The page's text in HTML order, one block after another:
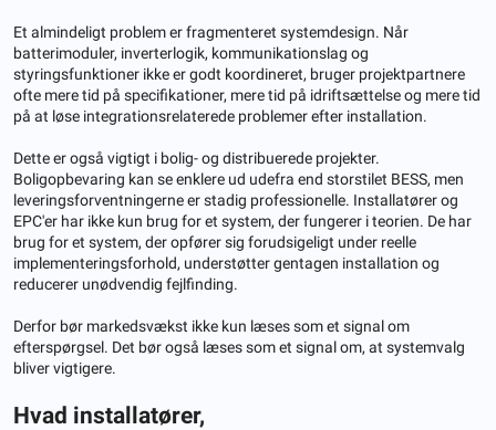
Et almindeligt problem er fragmenteret systemdesign. Når
batterimoduler, inverterlogik, kommunikationslag og
styringsfunktioner ikke er godt koordineret, bruger projektpartnere
ofte mere tid på specifikationer, mere tid på idriftsættelse og mere tid
på at løse integrationsrelaterede problemer efter installation.
Dette er også vigtigt i bolig- og distribuerede projekter.
Boligopbevaring kan se enklere ud udefra end storstilet BESS, men
leveringsforventningerne er stadig professionelle. Installatører og
EPC'er har ikke kun brug for et system, der fungerer i teorien. De har
brug for et system, der opfører sig forudsigeligt under reelle
implementeringsforhold, understøtter gentagen installation og
reducerer unødvendig fejlfinding.
Derfor bør markedsvækst ikke kun læses som et signal om
efterspørgsel. Det bør også læses som et signal om, at systemvalg
bliver vigtigere.
Hvad installatører,